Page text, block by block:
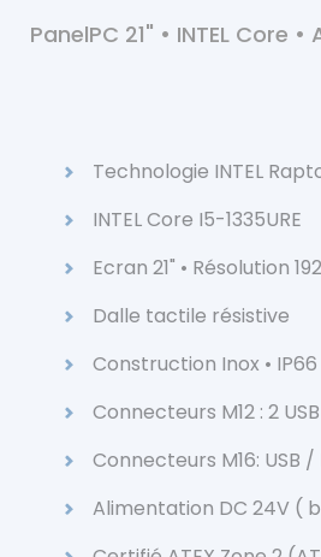
PanelPC 21" • INTEL Core •
Technologie INTEL
INTEL Core I5-1335URE
Ecran 21" • Résolution
Dalle tactile résistive
Construction Inox • IP66
Connecteurs M12 : 2
Connecteurs M16: USB /
Alimentation DC 24V (